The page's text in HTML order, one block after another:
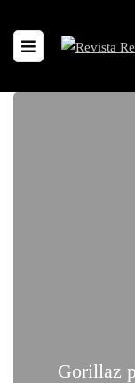
Gorillaz